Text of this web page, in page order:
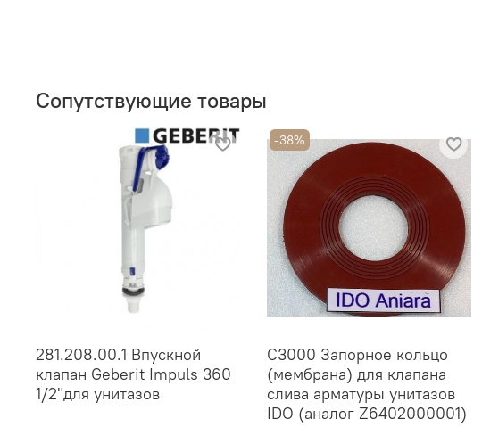
Сопутствующие товары
281.208.00.1 Впускной
клапан Geberit Impuls 360
1/2"для унитазов
-38%
С3000 Запорное кольцо
(мембрана) для клапана
слива арматуры унитазов
IDO (аналог Z6402000001)